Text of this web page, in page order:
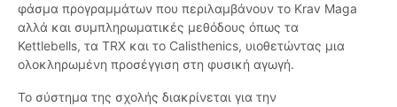
φάσμα προγραμμάτων που περιλαμβάνουν το Krav Maga
αλλά και συμπληρωματικές μεθόδους όπως τα
Kettlebells, τα TRX και το Calisthenics, υιοθετώντας μια
ολοκληρωμένη προσέγγιση στη φυσική αγωγή.
Το σύστημα της σχολής διακρίνεται για την